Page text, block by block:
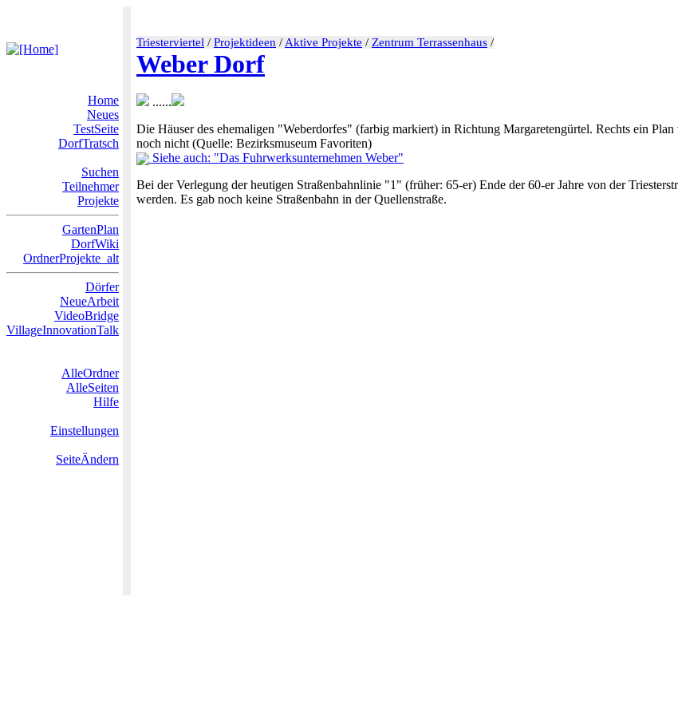
Triesterviertel / Projektideen / Aktive Projekte / Zentrum Terrassenhaus /
Weber Dorf
Home
Neues
TestSeite
DorfTratsch
Suchen
Teilnehmer
Projekte
GartenPlan
DorfWiki
OrdnerProjekte_alt
Dörfer
NeueArbeit
VideoBridge
VillageInnovationTalk
AlleOrdner
AlleSeiten
Hilfe
Einstellungen
SeiteÄndern
......
Die Häuser des ehemaligen "Weberdorfes" (farbig markiert) in Richtung Margaretengürtel. Rechts ein
noch nicht (Quelle: Bezirksmuseum Favoriten)
Siehe auch: "Das Fuhrwerksunternehmen Weber"
Bei der Verlegung der heutigen Straßenbahnlinie "1" (früher: 65-er) Ende der 60-er Jahre von der
werden. Es gab noch keine Straßenbahn in der Quellenstraße.